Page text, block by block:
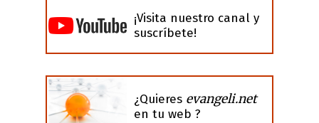
¡Visita nuestro canal y
suscríbete!
¿Quieres evangeli.net
en tu web ?